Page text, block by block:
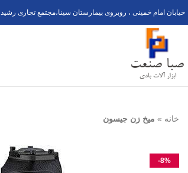
خیابان امام خمینی ، روبروی بیمارستان سینا،مجتمع تجاری رشید 3، طبقه اول ، پلاک 6
خانه » میخ زن جیسون
-8%